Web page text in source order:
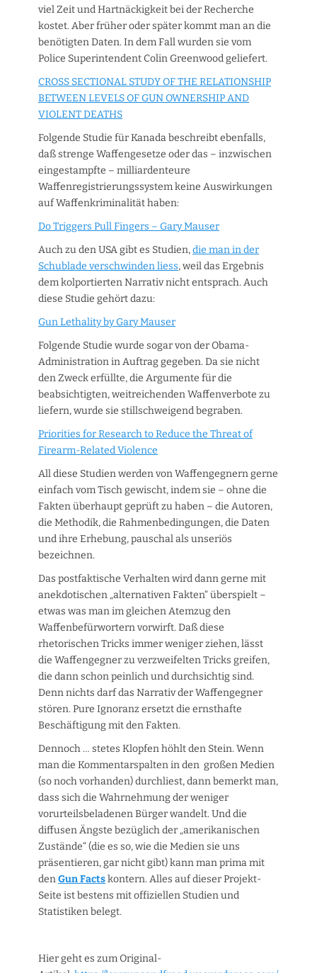
viel Zeit und Hartnäckigkeit bei der Recherche
kostet. Aber früher oder später kommt man an die
benötigten Daten. In dem Fall wurden sie vom
Police Superintendent Colin Greenwood geliefert.
CROSS SECTIONAL STUDY OF THE RELATIONSHIP
BETWEEN LEVELS OF GUN OWNERSHIP AND
VIOLENT DEATHS
Folgende Studie für Kanada beschreibt ebenfalls,
daß strenge Waffengesetze oder das – inzwischen
eingestampfte – milliardenteure
Waffenregistrierungssystem keine Auswirkungen
auf Waffenkriminalität haben:
Do Triggers Pull Fingers – Gary Mauser
Auch zu den USA gibt es Studien,die man in der
Schublade verschwinden liess, weil das Ergebnis
dem kolportierten Narrativ nicht entsprach. Auch
diese Studie gehört dazu:
Gun Lethality by Gary Mauser
Folgende Studie wurde sogar von der Obama-
Administration in Auftrag gegeben. Da sie nicht
den Zweck erfüllte, die Argumente für die
beabsichtigten, weitreichenden Waffenverbote zu
liefern, wurde sie stillschweigend begraben.
Priorities for Research to Reduce the Threat of
Firearm-Related Violence
All diese Studien werden von Waffengegnern gerne
einfach vom Tisch gewischt, indem sie – ohne die
Fakten überhaupt geprüft zu haben – die Autoren,
die Methodik, die Rahmenbedingungen, die Daten
und ihre Erhebung, pauschal als unseriös
bezeichnen.
Das postfaktische Verhalten wird dann gerne mit
anekdotischen „alternativen Fakten“ überspielt –
etwas was man im gleichen Atemzug den
Waffenbefürwortern vorwirft. Daß diese
rhetorischen Tricks immer weniger ziehen, lässt
die Waffengegner zu verzweifelten Tricks greifen,
die dann schon peinlich und durchsichtig sind.
Denn nichts darf das Narrativ der Waffengegner
stören. Pure Ignoranz ersetzt die ernsthafte
Beschäftigung mit den Fakten.
Dennoch … stetes Klopfen höhlt den Stein. Wenn
man die Kommentarspalten in den großen Medien
(so noch vorhanden) durchliest, dann bemerkt man,
dass sich die Wahrnehmung der weniger
vorurteilsbeladenen Bürger wandelt. Und die
diffusen Ängste bezüglich der „amerikanischen
Zustände“ (die es so, wie die Medien sie uns
präsentieren, gar nicht gibt) kann man prima mit
denGun Factskontern. Alles auf dieser Projekt-
Seite ist bestens mit offiziellen Studien und
Statistiken belegt.
Hier geht es zum Original-